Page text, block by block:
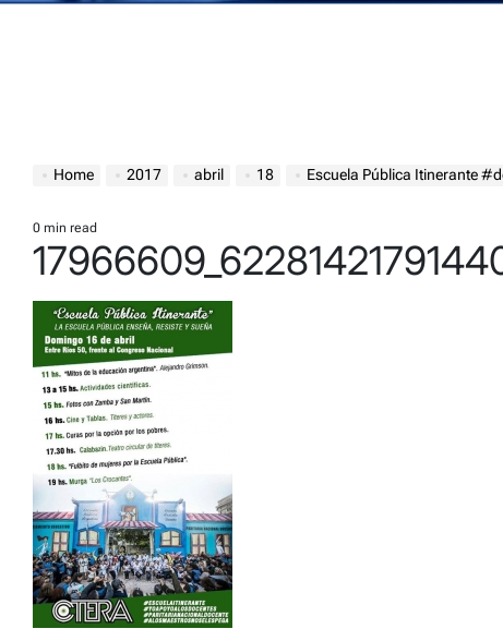
Home 2017 abril 18 Escuela Pública Itinerante
Estimated
read
time
0 min read